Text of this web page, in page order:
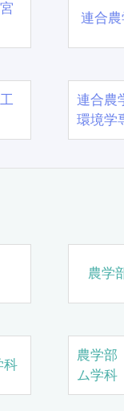
連合
連合農
環境学
農学
科
農学
ム学科